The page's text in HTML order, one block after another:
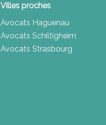
Villes proches
Avocats Haguenau
Avocats Schiltigheim
Avocats Strasbourg